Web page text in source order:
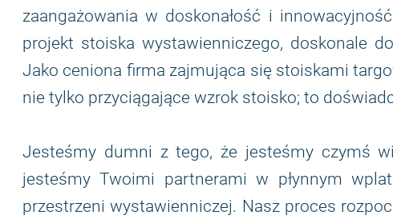
zaangażowania w doskonałość i
projekt stoiska wystawienniczego, doskonale
Jako ceniona firma zajmująca się stoiskami
nie tylko przyciągające wzrok stoisko; to
Jesteśmy dumni z tego, że jesteśmy czymś
jesteśmy Twoimi partnerami w płynnym
przestrzeni wystawienniczej. Nasz proces